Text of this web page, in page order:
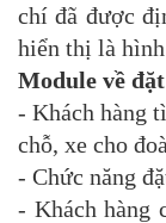
chí đã được
hiển thị là
Module về
- Khách hàng
chỗ, xe cho
- Chức năng
- Khách hàng